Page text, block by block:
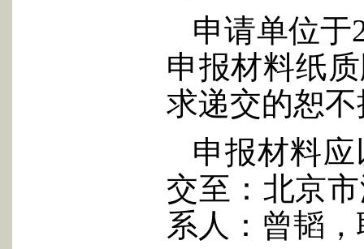
申请单位于
申报材料纸
求递交的恕
申报材料
交至：北京
系人：曾韬